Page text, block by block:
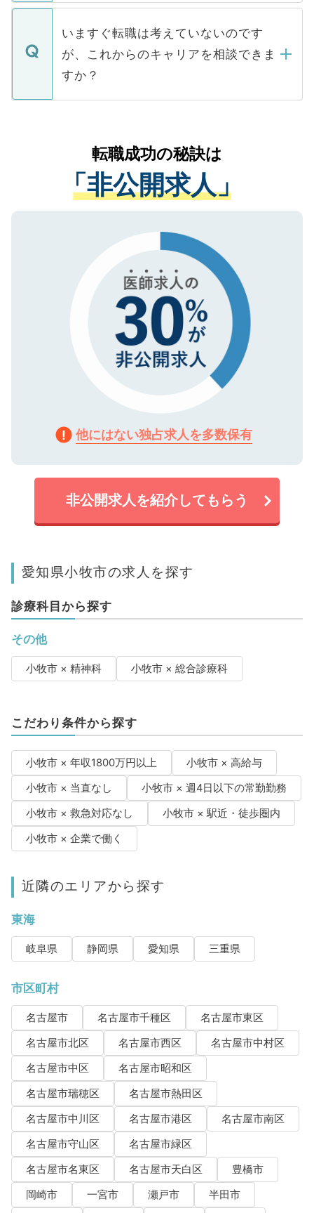
関を公にしてしまうと、応募が殺到する場
に、医療機関が求める条件に合った人材の
みを人材紹介会社に依頼するケースが増え
ています。
定を承諾する必要はありません。内定先へ
の辞退の連絡はキャリアパートナーが行い
個人情報が漏えいすることはありませんの
で、ご安心ください。当サイトからの登録
などで収集したご登録者様の個人情報は、
ご本人のキャリアアップおよび転職活動の
支援を目的に使用いたします。お預かりし
ているすべての個人データはご本人の許可
は、個人情報の取り扱いについての厳密な
管理基準を満たした事業者のみに付与され
る、プライバシーマークを取得済みです。
で、機密保持に関してもご安心ください。
いますぐ転職は考えていないのです
が、これからのキャリアを相談できま
すか？
かがいして、現在の医療機関の状況や紹介
経験をまじえながら、適切なアドバイスを
させていただきます。すぐにご転職をされ
ない方には、長期的なサポートが可能です
ので、まずはご登録ください。
転職成功の秘訣は
「非公開求人」
他にはない独占求人を多数保有
非公開求人を紹介してもらう
愛知県小牧市の求人を探す
診療科目から探す
その他
小牧市 × 精神科 小牧市 × 総合診療科
こだわり条件から探す
小牧市 × 年収1800万円以上
小牧市 × 高給与
小牧市 × 当直なし
小牧市 × 週4日以下の常勤勤務
小牧市 × 救急対応なし
小牧市 × 駅近・徒歩圏内
小牧市 × 企業で働く
近隣のエリアから探す
東海
岐阜県 静岡県 愛知県 三重県
市区町村
名古屋市 名古屋市千種区
名古屋市東区
名古屋市北区
名古屋市西区
名古屋市中村区
名古屋市中区
名古屋市昭和区
名古屋市瑞穂区
名古屋市熱田区
名古屋市中川区
名古屋市港区
名古屋市南区
名古屋市守山区
名古屋市緑区
名古屋市名東区
名古屋市天白区
豊橋市
岡崎市
一宮市 瀬戸市
半田市